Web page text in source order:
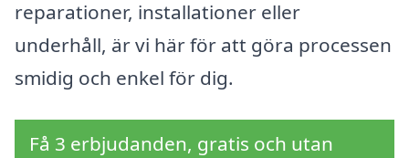
reparationer, installationer eller
underhåll, är vi här för att göra processen
smidig och enkel för dig.
Få 3 erbjudanden, gratis och utan